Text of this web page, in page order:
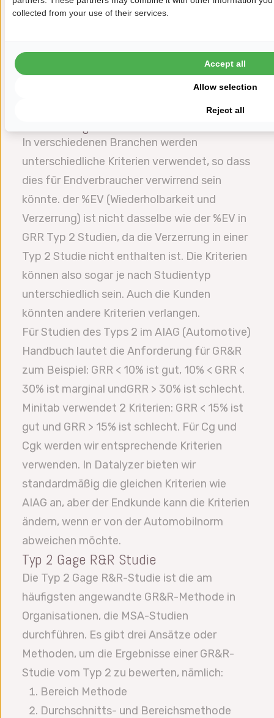
Wert für die Typ 1 Gage Study, während
Jede Auswahl von Kriterien kann als
Standardregel für Ihr Unternehmen in der
Datalyzer Qualis 4.0 MSA Gage Management
In verschiedenen Branchen werden
unterschiedliche Kriterien verwendet, so dass
dies für Endverbraucher verwirrend sein
könnte. der %EV (Wiederholbarkeit und
Verzerrung) ist nicht dasselbe wie der %EV in
GRR Typ 2 Studien, da die Verzerrung in einer
Typ 2 Studie nicht enthalten ist. Die Kriterien
können also sogar je nach Studientyp
unterschiedlich sein. Auch die Kunden
könnten andere Kriterien verlangen.
Für Studien des Typs 2 im AIAG (Automotive)
Handbuch lautet die Anforderung für GR&R
zum Beispiel: GRR < 10% ist gut, 10% < GRR <
30% ist marginal undGRR > 30% ist schlecht.
Minitab verwendet 2 Kriterien: GRR < 15% ist
gut und GRR > 15% ist schlecht. Für Cg und
Cgk werden wir entsprechende Kriterien
verwenden. In Datalyzer bieten wir
standardmäßig die gleichen Kriterien wie
AIAG an, aber der Endkunde kann die Kriterien
ändern, wenn er von der Automobilnorm
abweichen möchte.
Typ 2 Gage R&R Studie
Die Typ 2 Gage R&R-Studie ist die am
häufigsten angewandte GR&R-Methode in
Organisationen, die MSA-Studien
durchführen. Es gibt drei Ansätze oder
Methoden, um die Ergebnisse einer GR&R-
Studie vom Typ 2 zu bewerten, nämlich:
Bereich Methode
Durchschnitts- und Bereichsmethode
collected from your use of their services.
Reject all
Allow selection
Accept all